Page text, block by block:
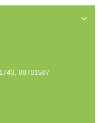
80781587